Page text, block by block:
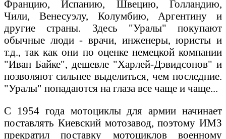
Францию, Испанию, Швецию, Голландию,
Чили, Венесуэлу, Колумбию, Аргентину и
другие страны. Здесь "Уралы" покупают
обычные люди - врачи, инженеры, юристы и
т.д., так как они по оценке немецкой компании
"Иван Байке", дешевле "Харлей-Дэвидсонов" и
позволяют сильнее выделиться, чем последние.
"Уралы" попадаются на глаза все чаще и чаще...
С 1954 года мотоциклы для армии начинает
поставлять Киевский мотозавод, поэтому ИМЗ
прекратил поставку мотоциклов военному